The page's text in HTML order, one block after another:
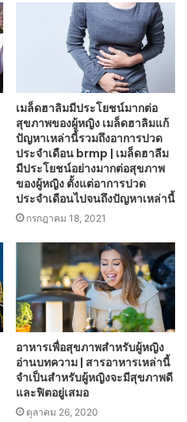
เมล็ดฮาลิมมีประโยชน์มากต่อ
สุขภาพของผู้หญิง เมล็ดฮาลิมแก้
ปัญหาเหล่านี้รวมถึงอาการปวด
ประจำเดือน brmp | เมล็ดฮาลีม
มีประโยชน์อย่างมากต่อสุขภาพ
ของผู้หญิง ตั้งแต่อาการปวด
ประจำเดือนไปจนถึงปัญหาเหล่านี้
กรกฎาคม 18, 2021
อาหารเพื่อสุขภาพสำหรับผู้หญิง
อ่านบทความ | สารอาหารเหล่านี้
จำเป็นสำหรับผู้หญิงจะมีสุขภาพดี
และฟิตอยู่เสมอ
ตุลาคม 26, 2020